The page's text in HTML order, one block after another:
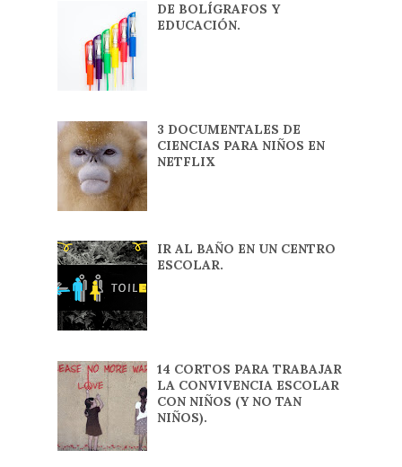
DE BOLÍGRAFOS Y
EDUCACIÓN.
3 DOCUMENTALES DE
CIENCIAS PARA NIÑOS EN
NETFLIX
IR AL BAÑO EN UN CENTRO
ESCOLAR.
14 CORTOS PARA TRABAJAR
LA CONVIVENCIA ESCOLAR
CON NIÑOS (Y NO TAN
NIÑOS).